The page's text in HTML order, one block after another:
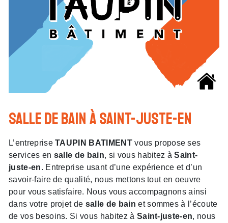
salle de bain à Saint-juste-en
L’entrepriseTAUPIN BATIMENTvous propose ses
services en salle de bain, si vous habitez àSaint-
juste-en. Entreprise usant d’une expérience et d’un
savoir-faire de qualité, nous mettons tout en oeuvre
pour vous satisfaire. Nous vous accompagnons ainsi
dans votre projet de salle de bain et sommes à l’écoute
de vos besoins. Si vous habitez à Saint-juste-en, nous